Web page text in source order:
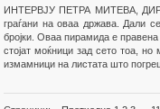
ИНТЕРВЈУ ПЕТРА МИТЕВА,
граѓани на оваа држава. Дали
бројки. Оваа пирамида е
стојат моќници зад сето тоа,
измамници на листата што